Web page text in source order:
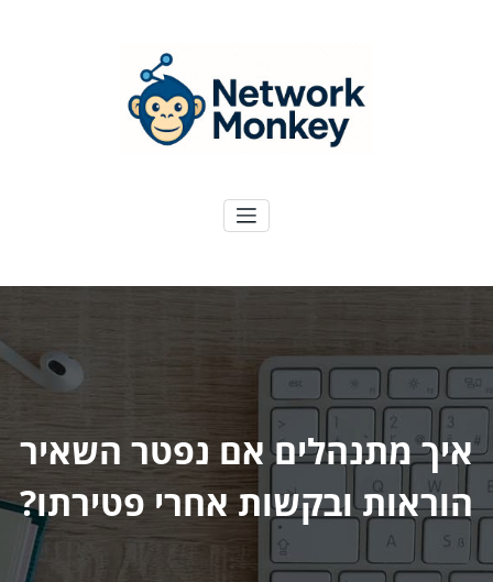
איך מתנהלים אם נפטר השאיר
הוראות ובקשות אחרי פטירתו?